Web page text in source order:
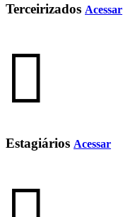
Terceirizados Acessar
Estagiários Acessar